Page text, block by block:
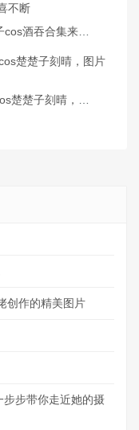
楚楚子cos酒吞合集来袭，更新惊喜不断
创作的精美图片
步带你走近她的摄